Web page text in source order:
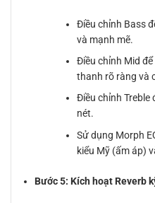
Điều chỉnh Bass
và mạnh mẽ.
Điều chỉnh Mid
thanh rõ ràng và
Điều chỉnh Treble
nét.
Sử dụng Morph
kiểu Mỹ (ấm áp)
Bước 5: Kích hoạt Reverb